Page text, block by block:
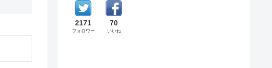
2171
フォロワー
70
いいね